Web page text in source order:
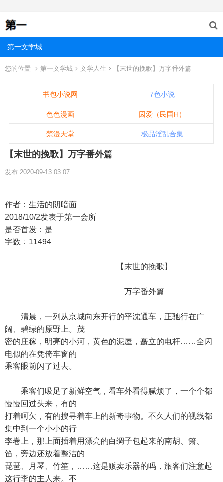
第一文学城
您的位置 第一文学城 文学人生 【末世的挽歌】万字番外篇
书包小说网 7色小说
色色漫画 囚爱（民国H）
禁漫天堂 极品淫乱合集
【末世的挽歌】万字番外篇
发布:2020-09-13 03:07
作者：生活的阴暗面
2018/10/2发表于第一会所
是否首发：是
字数：11494
【末世的挽歌】
万字番外篇
清晨，一列从京城向东开行的平沈通车，正驰行在广
阔、碧绿的原野上。茂
密的庄稼，明亮的小河，黄色的泥屋，矗立的电杆……全闪
电似的在凭倚车窗的
乘客眼前闪了过去。
乘客们吸足了新鲜空气，看车外看得腻烦了，一个个都
慢慢回过头来，有的
打着呵欠，有的搜寻着车上的新奇事物。不久人们的视线都
集中到一个小小的行
李卷上，那上面插着用漂亮的白绸子包起来的南胡、箫、
笛，旁边还放着整洁的
琵琶、月琴、竹笙，……这是贩卖乐器的吗，旅客们注意起
这行李的主人来。不